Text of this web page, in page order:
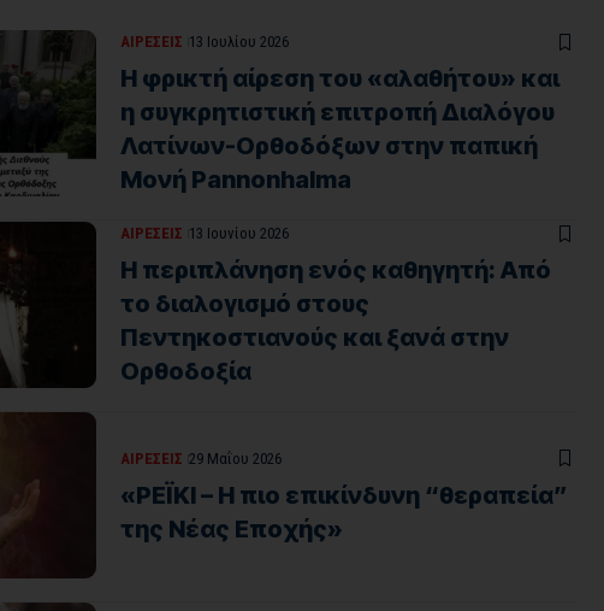
ΑΙΡΕΣΕΙΣ 13 Ιουλίου 2026
Η φρικτή αίρεση του «αλαθήτου» και
η συγκρητιστική επιτροπή Διαλόγου
Λατίνων-Ορθοδόξων στην παπική
Μονή Pannonhalma
ΑΙΡΕΣΕΙΣ 13 Ιουνίου 2026
Η περιπλάνηση ενός καθηγητή: Από
το διαλογισμό στους
Πεντηκοστιανούς και ξανά στην
Ορθοδοξία
ΑΙΡΕΣΕΙΣ 29 Μαΐου 2026
«ΡΕΪΚΙ – Η πιο επικίνδυνη “θεραπεία”
της Νέας Εποχής»